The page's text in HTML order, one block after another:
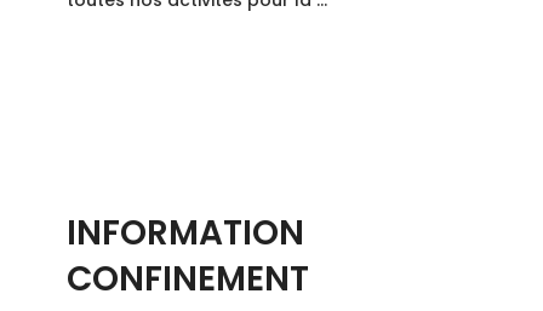
INFORMATION
CONFINEMENT